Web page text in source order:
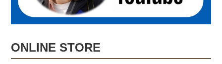
ONLINE STORE